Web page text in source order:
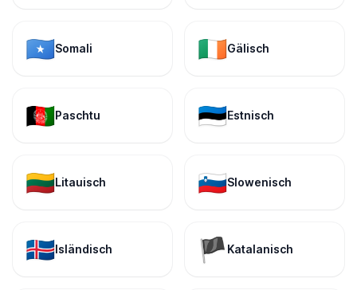
🇸🇴Somali 🇮🇪Gälisch
🇦🇫Paschtu 🇪🇪Estnisch
🇱🇹Litauisch 🇸🇮Slowenisch
🇮🇸Isländisch 🏴 Katalanisch